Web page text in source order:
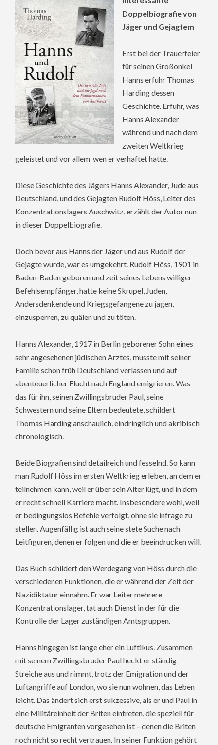
Doppelbiografie von
Jäger und Gejagtem
Erst bei der Trauerfeier
für seinen Großonkel
Hanns erfuhr Thomas
Harding dessen
Geschichte. Erfuhr, was
Hanns Alexander
während und nach dem
zweiten Weltkrieg
geleistet und vor allem, wen er verhaftet hatte.
Diese Geschichte des Jägers Hanns Alexander, Jude aus
Deutschland, und des Gejagten Rudolf Höss, Leiter des
Konzentrationslagers Auschwitz, erzählt der Autor nun
in dieser Doppelbiografie.
Doch bevor aus Hanns der Jäger und aus Rudolf der
Gejagte wurde, war es umgekehrt. Rudolf Höss, 1901 in
Baden-Baden geboren und zeit seines Lebens williger
Befehlsempfänger, hatte keine Skrupel, Juden,
Andersdenkende und Kriegsgefangene zu jagen,
einzusperren, zu quälen und zu töten.
Hanns Alexander, 1917 in Berlin geborener Sohn eines
sehr angesehenen jüdischen Arztes, musste mit seiner
Familie schon früh Deutschland verlassen und auf
abenteuerlicher Flucht nach England emigrieren. Was
das für ihn, seinen Zwillingsbruder Paul, seine
Schwestern und seine Eltern bedeutete, schildert
Thomas Harding anschaulich, eindringlich und akribisch
chronologisch.
Beide Biografien sind detailreich und fesselnd. So kann
man Rudolf Höss im ersten Weltkrieg erleben, an dem er
teilnehmen kann, weil er über sein Alter lügt, und in dem
er recht schnell Karriere macht. Insbesondere wohl, weil
er bedingungslos Befehle verfolgt, ohne sie infrage zu
stellen. Augenfällig ist auch seine stete Suche nach
Leitfiguren, denen er folgen und die er beeindrucken will.
Das Buch schildert den Werdegang von Höss durch die
verschiedenen Funktionen, die er während der Zeit der
Nazidiktatur einnahm. Er war Leiter mehrere
Konzentrationslager, tat auch Dienst in der für die
Kontrolle der Lager zuständigen Amtsgruppen.
Hanns hingegen ist lange eher ein Luftikus. Zusammen
mit seinem Zwillingsbruder Paul heckt er ständig
Streiche aus und nimmt, trotz der Emigration und der
Luftangriffe auf London, wo sie nun wohnen, das Leben
leicht. Das ändert sich erst sukzessive, als er und Paul in
eine Militäreinheit der Briten eintreten, die speziell für
deutsche Emigranten vorgesehen ist – denen die Briten
noch nicht so recht vertrauen. In seiner Funktion gehört